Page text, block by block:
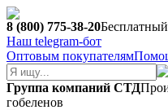
8 (800) 775-38-20
Наш telegram-бот
Оптовым покупателям
Группа компаний СТД
гобеленов